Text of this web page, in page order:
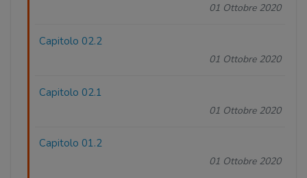
01 Ottobre 2020
Capitolo 02.2
01 Ottobre 2020
Capitolo 02.1
01 Ottobre 2020
Capitolo 01.2
01 Ottobre 2020